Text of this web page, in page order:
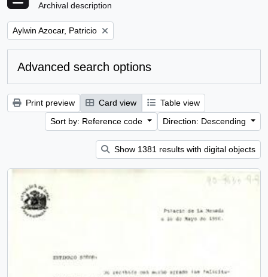
Archival description
Remove filter:
Aylwin Azocar, Patricio
Advanced search options
Print preview Card view
Table view
Sort by: Reference code
Direction: Descending
Show 1381 results with digital objects